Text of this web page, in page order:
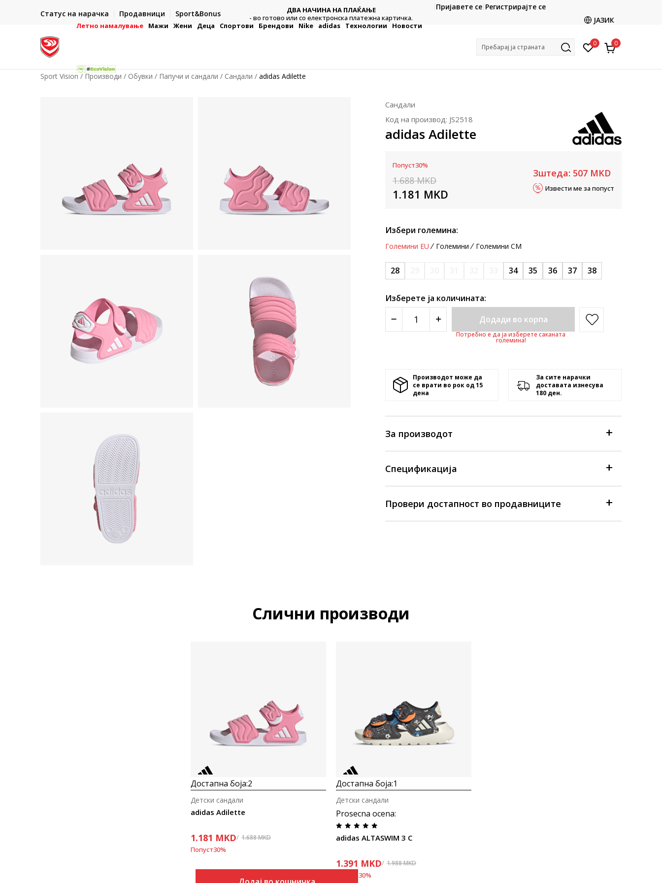
Статус на нарачка Продавници Sport&Bonus
- на сите нарачки во готово или со електронска платежна
ДВА НАЧИНА НА ПЛАЌАЊЕ
- во готово или со електронска платежна картичка.
CLICK & COLLECT
Платете со картичка online и подигнете во продавницата
Пријавете се Регистрирајте се
ЈАЗИК
Летно намалување Мажи Жени Деца Спортови Брендови Nike adidas Технологии Новости
Пребарај ја страната 0 0
Sport Vision Производи Обувки Папучи и сандали Сандали adidas Adilette
Сандали
Код на производ: JS2518
adidas Adilette
Попуст30%
1.688 MKD
1.181 MKD
Зштеда: 507 MKD
Извести ме за попуст
Избери големина:
Големини EU Големини Големини CM
28 34 35 36 37 38
Изберете ја количината:
Додади во корпа
Потребно е да ја изберете саканата
големина!
Производот може да
се врати во рок од 15
денa
За сите нарачки
доставата изнесува
180 ден.
За производот
Спецификација
Провери достапност во продавниците
Слични производи
Достапна боја:2
adidas Adilette
Детски сандали
1.181 MKD 1.688MKD
Попуст30%
Достапна боја:1
Prosecna ocena:
adidas ALTASWIM 3 C
Детски сандали
1.391 MKD 1.988MKD
30%